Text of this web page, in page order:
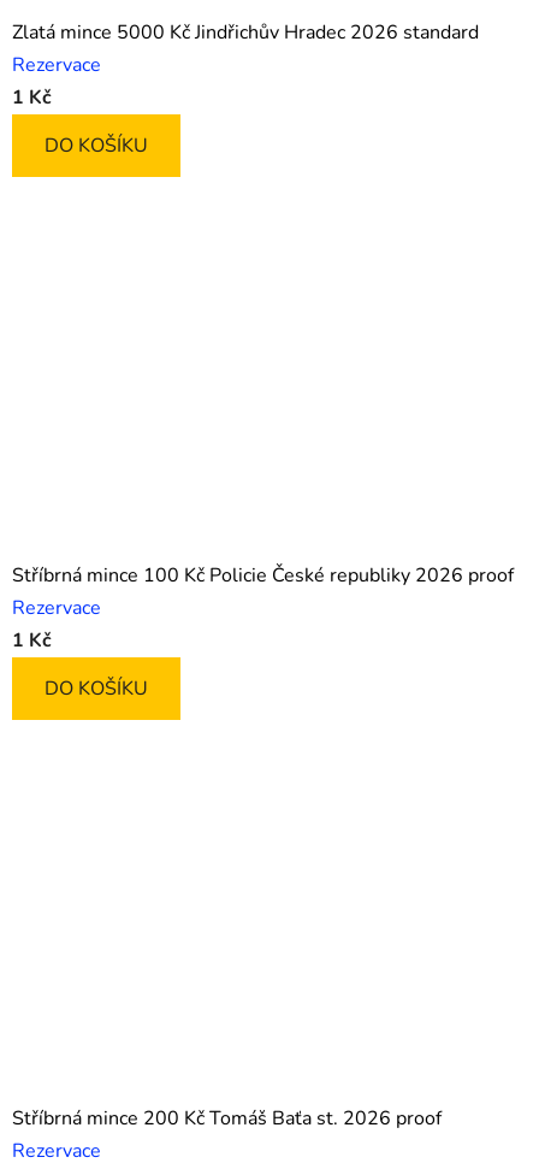
Zlatá mince 5000 Kč Jindřichův Hradec 2026 standard
Rezervace
1 Kč
DO KOŠÍKU
Stříbrná mince 100 Kč Policie České republiky 2026 proof
Rezervace
1 Kč
DO KOŠÍKU
Stříbrná mince 200 Kč Tomáš Baťa st. 2026 proof
Rezervace